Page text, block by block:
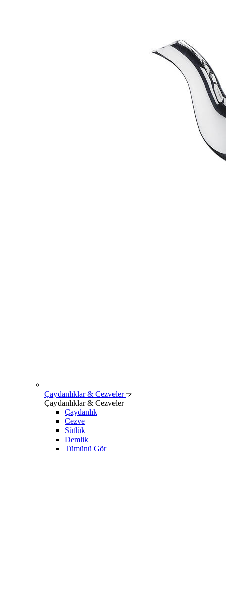
Çaydanlıklar & Cezveler
Çaydanlıklar & Cezveler
Çaydanlık
Cezve
Sütlük
Demlik
Tümünü Gör